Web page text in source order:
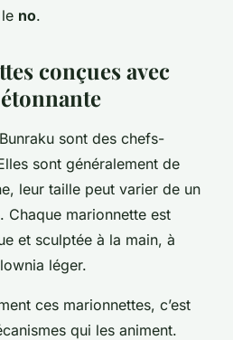
no.
conçues avec
sont des chefs-
sont généralement de
leur taille peut varier de un
Chaque marionnette est
et sculptée à la main, à
léger.
ces marionnettes, c’est
qui les animent.